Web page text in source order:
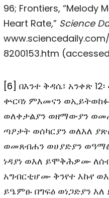
96; Frontiers, “Melody
Heart Rate,” Science
8200153.htm
[6] በእንተ ቅዳሴ፣ አንቀጽ
ቍርባነ ምእመናን
ወለቀታልያን ወዘማውያን
ጣዖታት ወሰካርያን ወለእለ
ወመጸብሐን ወሀያድያን
ነዳያነ ወእለ ይሞቅሕዎሙ
አግብርቲሆሙ ቅንየተ እኩየ
ይዔምፁ በግፍዕ ወነጋድያን